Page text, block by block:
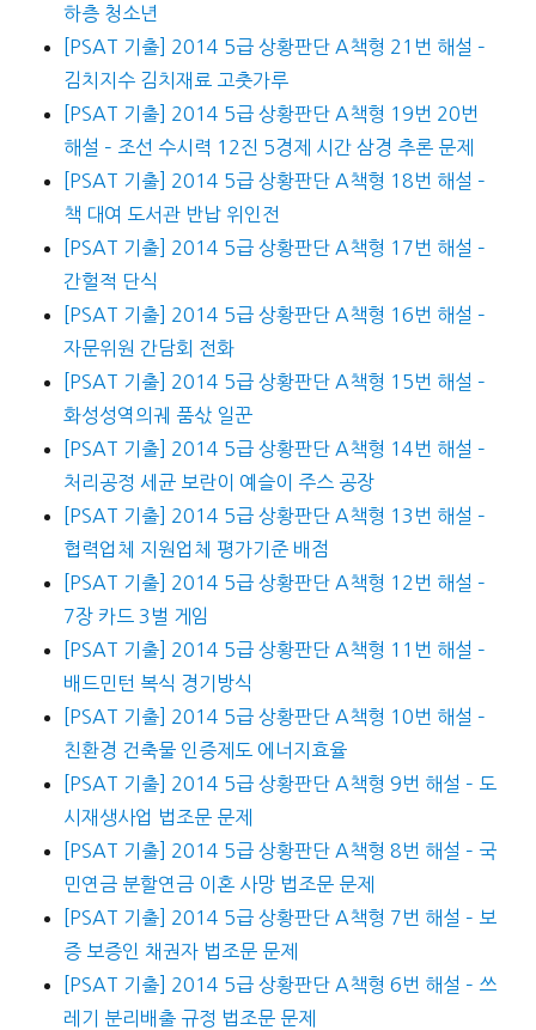
하층 청소년
[PSAT 기출] 2014 5급 상황판단 A책형 21번 해설 –
김치지수 김치재료 고춧가루
[PSAT 기출] 2014 5급 상황판단 A책형 19번 20번
해설 – 조선 수시력 12진 5경제 시간 삼경 추론 문제
[PSAT 기출] 2014 5급 상황판단 A책형 18번 해설 –
책 대여 도서관 반납 위인전
[PSAT 기출] 2014 5급 상황판단 A책형 17번 해설 –
간헐적 단식
[PSAT 기출] 2014 5급 상황판단 A책형 16번 해설 –
자문위원 간담회 전화
[PSAT 기출] 2014 5급 상황판단 A책형 15번 해설 –
화성성역의궤 품삯 일꾼
[PSAT 기출] 2014 5급 상황판단 A책형 14번 해설 –
처리공정 세균 보란이 예슬이 주스 공장
[PSAT 기출] 2014 5급 상황판단 A책형 13번 해설 –
협력업체 지원업체 평가기준 배점
[PSAT 기출] 2014 5급 상황판단 A책형 12번 해설 –
7장 카드 3벌 게임
[PSAT 기출] 2014 5급 상황판단 A책형 11번 해설 –
배드민턴 복식 경기방식
[PSAT 기출] 2014 5급 상황판단 A책형 10번 해설 –
친환경 건축물 인증제도 에너지효율
[PSAT 기출] 2014 5급 상황판단 A책형 9번 해설 – 도
시재생사업 법조문 문제
[PSAT 기출] 2014 5급 상황판단 A책형 8번 해설 – 국
민연금 분할연금 이혼 사망 법조문 문제
[PSAT 기출] 2014 5급 상황판단 A책형 7번 해설 – 보
증 보증인 채권자 법조문 문제
[PSAT 기출] 2014 5급 상황판단 A책형 6번 해설 – 쓰
레기 분리배출 규정 법조문 문제